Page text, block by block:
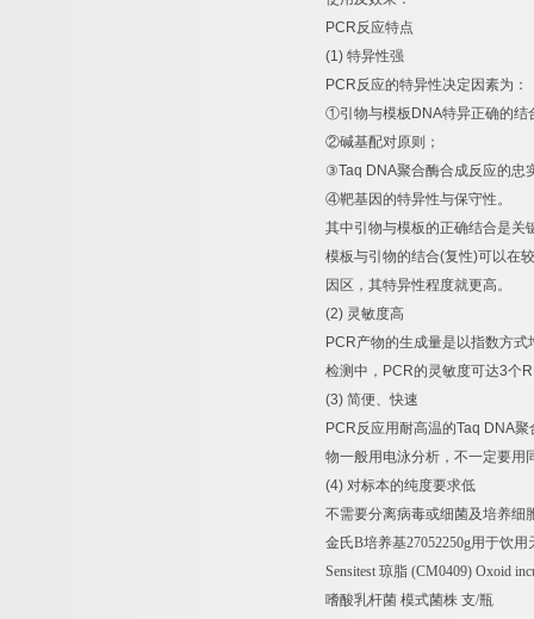
PCR反应特点
(1) 特异性强
PCR反应的特异性决定因素为：
①引物与模板 DNA特异正确的结
②碱基配对原则；
③Taq DNA聚合酶合成反应的忠
④靶基因的特异性与保守性。
其中引物与模板的正确结合是关
模板与引物的结合(复性)可以在
因区，其特异性程度就更高。
(2) 灵敏度高
PCR产物的生成量是以指数方式
检测中， PCR的灵敏度可达3个
(3) 简便、快速
PCR反应用耐高温的Taq DNA聚
物一般用电泳分析，不一定要用
(4) 对标本的纯度要求低
不需要分离病毒或细菌及培养细
金氏B培养基27052250g用于饮用
Sensitest 琼脂 (CM0409) Oxoid
嗜酸乳杆菌 模式菌株 支/瓶